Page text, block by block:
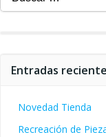
Entradas
Novedad Tienda
Recreación de